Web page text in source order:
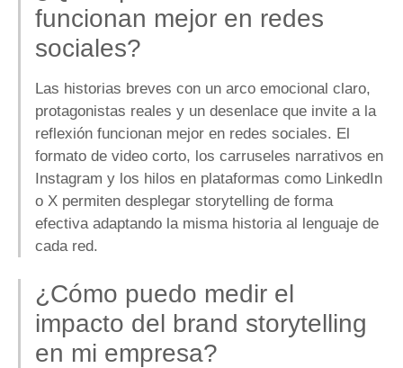
funcionan mejor en redes
sociales?
Las historias breves con un arco emocional claro,
protagonistas reales y un desenlace que invite a la
reflexión funcionan mejor en redes sociales. El
formato de video corto, los carruseles narrativos en
Instagram y los hilos en plataformas como LinkedIn
o X permiten desplegar storytelling de forma
efectiva adaptando la misma historia al lenguaje de
cada red.
¿Cómo puedo medir el
impacto del brand storytelling
en mi empresa?